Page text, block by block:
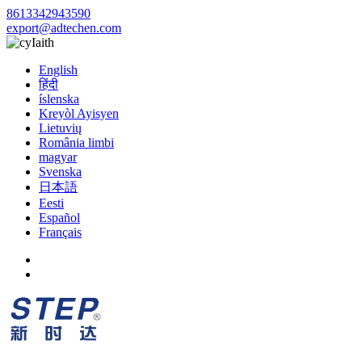
8613342943590
export@adtechen.com
Iaith
English
हिंदी
íslenska
Kreyòl Ayisyen
Lietuvių
România limbi
magyar
Svenska
日本語
Eesti
Español
Français